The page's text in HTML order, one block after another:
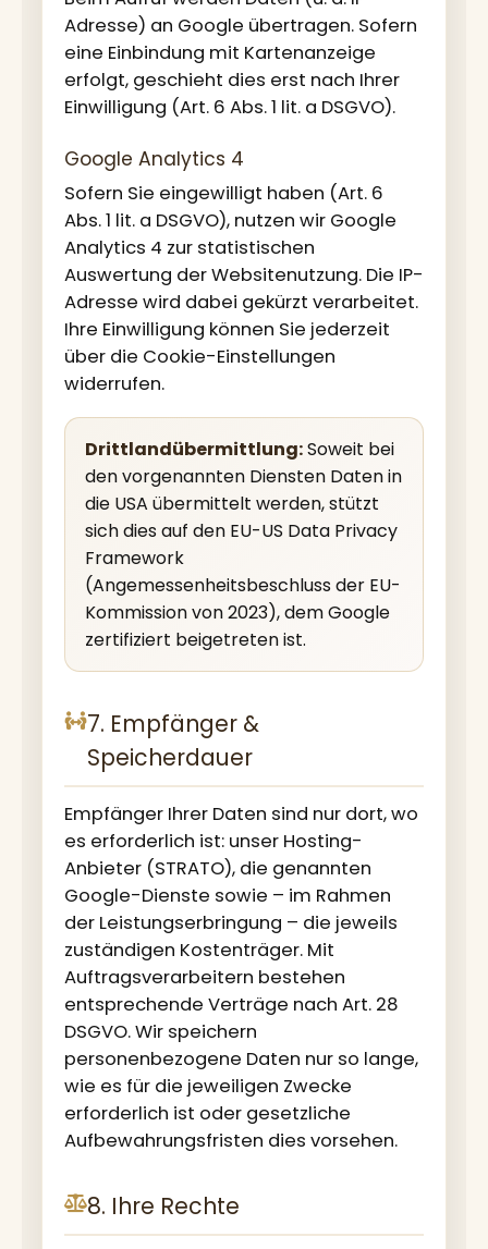
Adresse) an Google übertragen. Sofern
eine Einbindung mit Kartenanzeige
erfolgt, geschieht dies erst nach Ihrer
Einwilligung (Art. 6 Abs. 1 lit. a DSGVO).
Google Analytics 4
Sofern Sie eingewilligt haben (Art. 6
Abs. 1 lit. a DSGVO), nutzen wir Google
Analytics 4 zur statistischen
Auswertung der Websitenutzung. Die IP-
Adresse wird dabei gekürzt verarbeitet.
Ihre Einwilligung können Sie jederzeit
über die Cookie-Einstellungen
widerrufen.
Drittlandübermittlung:Soweit bei
den vorgenannten Diensten Daten in
die USA übermittelt werden, stützt
sich dies auf den EU-US Data Privacy
Framework
(Angemessenheitsbeschluss der EU-
Kommission von 2023), dem Google
zertifiziert beigetreten ist.
7. Empfänger &
Speicherdauer
Empfänger Ihrer Daten sind nur dort, wo
es erforderlich ist: unser Hosting-
Anbieter (STRATO), die genannten
Google-Dienste sowie – im Rahmen
der Leistungserbringung – die jeweils
zuständigen Kostenträger. Mit
Auftragsverarbeitern bestehen
entsprechende Verträge nach Art. 28
DSGVO. Wir speichern
personenbezogene Daten nur so lange,
wie es für die jeweiligen Zwecke
erforderlich ist oder gesetzliche
Aufbewahrungsfristen dies vorsehen.
8. Ihre Rechte